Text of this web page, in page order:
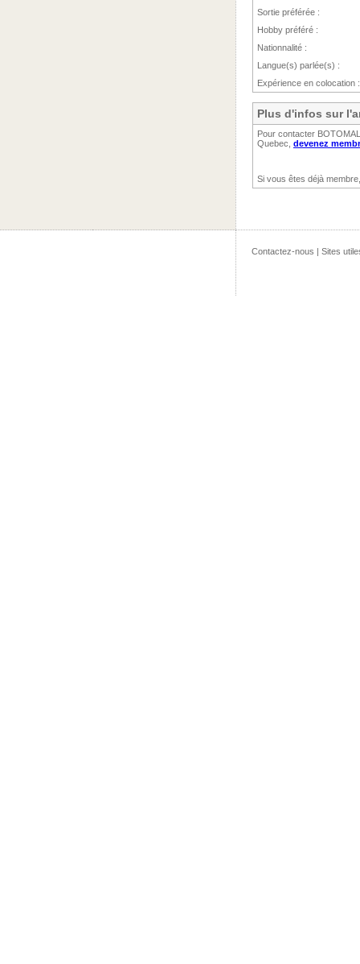
Sortie préférée :
Hobby préféré :
Nationnalité :
Langue(s) parlée(s) :
Expérience en colocation :
Plus d'infos sur
Pour contacter
Quebec, devenez
Si vous êtes déjà
Contactez-nous | Sites